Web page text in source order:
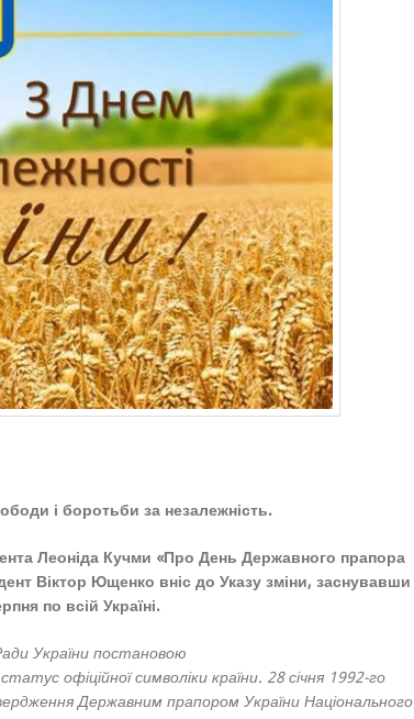
і боротьби за незалежність.
Леоніда Кучми «Про День Державного прапора
Віктор Ющенко вніс до Указу зміни, заснувавши
по всій Україні.
України постановою
офіційної символіки країни. 28 січня 1992-го
Державним прапором України Національного